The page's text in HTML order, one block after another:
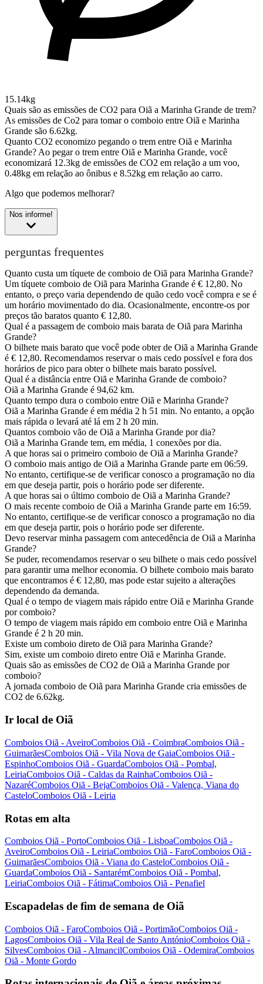
15.14kg
Quais são as emissões de CO2 para Oiã a Marinha Grande de trem?
As emissões de Co2 para tomar o comboio entre Oiã e Marinha
Grande são 6.62kg.
Quanto CO2 economizo pegando o trem entre Oiã e Marinha
Grande? Ao pegar o trem entre Oiã e Marinha Grande, você
economizará 12.3kg de emissões de CO2 em relação a um voo,
0.48kg em relação ao ônibus e 8.52kg em relação ao carro.
Algo que podemos melhorar?
Nos informe!
perguntas frequentes
Quanto custa um tíquete de comboio de Oiã para Marinha Grande?
Um tíquete comboio de Oiã para Marinha Grande é € 12,80. No
entanto, o preço varia dependendo de quão cedo você compra e se é
um horário movimentado do dia. Ocasionalmente, encontre-os por
preços tão baratos quanto € 12,80.
Qual é a passagem de comboio mais barata de Oiã para Marinha
Grande?
O bilhete mais barato que você pode obter de Oiã a Marinha Grande
é € 12,80. Recomendamos reservar o mais cedo possível e fora dos
horários de pico para obter o bilhete mais barato possível.
Qual é a distância entre Oiã e Marinha Grande de comboio?
Oiã a Marinha Grande é 94,62 km.
Quanto tempo dura o comboio entre Oiã e Marinha Grande?
Oiã a Marinha Grande é em média 2 h 51 min. No entanto, a opção
mais rápida o levará até lá em 2 h 20 min.
Quantos comboio vão de Oiã a Marinha Grande por dia?
Oiã a Marinha Grande tem, em média, 1 conexões por dia.
A que horas sai o primeiro comboio de Oiã a Marinha Grande?
O comboio mais antigo de Oiã a Marinha Grande parte em 06:59.
No entanto, certifique-se de verificar conosco a programação no dia
em que deseja partir, pois o horário pode ser diferente.
A que horas sai o último comboio de Oiã a Marinha Grande?
O mais recente comboio de Oiã a Marinha Grande parte em 16:59.
No entanto, certifique-se de verificar conosco a programação no dia
em que deseja partir, pois o horário pode ser diferente.
Devo reservar minha passagem com antecedência de Oiã a Marinha
Grande?
Se puder, recomendamos reservar o seu bilhete o mais cedo possível
para garantir uma melhor economia. O bilhete comboio mais barato
que encontramos é € 12,80, mas pode estar sujeito a alterações
dependendo da demanda.
Qual é o tempo de viagem mais rápido entre Oiã e Marinha Grande
por comboio?
O tempo de viagem mais rápido em comboio entre Oiã e Marinha
Grande é 2 h 20 min.
Existe um comboio direto de Oiã para Marinha Grande?
Sim, existe um comboio direto entre Oiã e Marinha Grande.
Quais são as emissões de CO2 de Oiã a Marinha Grande por
comboio?
A jornada comboio de Oiã para Marinha Grande cria emissões de
CO2 de 6.62kg.
Ir local de Oiã
Comboios Oiã - AveiroComboios Oiã - CoimbraComboios Oiã -
GuimarãesComboios Oiã - Vila Nova de GaiaComboios Oiã -
EspinhoComboios Oiã - GuardaComboios Oiã - Pombal,
LeiriaComboios Oiã - Caldas da RainhaComboios Oiã -
NazaréComboios Oiã - BejaComboios Oiã - Valença, Viana do
CasteloComboios Oiã - Leiria
Rotas em alta
Comboios Oiã - PortoComboios Oiã - LisboaComboios Oiã -
AveiroComboios Oiã - LeiriaComboios Oiã - FaroComboios Oiã -
GuimarãesComboios Oiã - Viana do CasteloComboios Oiã -
GuardaComboios Oiã - SantarémComboios Oiã - Pombal,
LeiriaComboios Oiã - FátimaComboios Oiã - Penafiel
Escapadelas de fim de semana de Oiã
Comboios Oiã - FaroComboios Oiã - PortimãoComboios Oiã -
LagosComboios Oiã - Vila Real de Santo AntónioComboios Oiã -
SilvesComboios Oiã - AlmancilComboios Oiã - OdemiraComboios
Oiã - Monte Gordo